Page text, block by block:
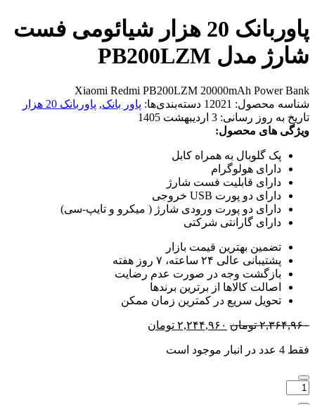
پاوربانک 20 هزار شیائومی فست
شارژ مدل PB200LZM
Xiaomi Redmi PB200LZM 20000mAh Power Bank
شناسه محصول: 12021 دسته‌بندی‌ها: پاور بانک, پاوربانک 20 هزار
تاریخ به روز رسانی: 3 اردیبهشت 1405
ویژگی های محصول:
پک گلوبال به همراه کابل
دارای هولوگرام
دارای قابلیت فست شارژ
دارای دو پورت USB خروجی
دارای دو پورت ورودی شارژ ( میکرو و تایپ-سی)
دارای گارانتی شرکتی
تضمین بهترین قیمت بازار
پشتیبانی عالی ۲۴ ساعته، ۷ روز هفته
بازگشت وجه در صورت عدم رضایت
اصالت کالاها از برترین برندها
تحویل سریع در کمترین زمان ممکن
۲,۳۶۴,۹۶۰ تومان قیمت
۲,۳۶۴,۹۶۰ تومان
۲,۲۴۴,۹۶۰ تومان
فقط 4 عدد در انبار موجود است
تعداد: